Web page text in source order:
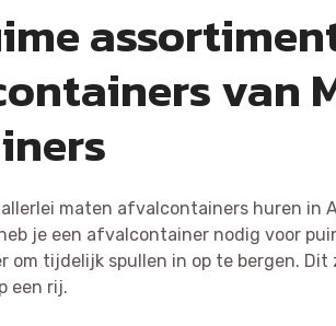
van
maten afvalcontainers huren in
je een afvalcontainer nodig voor
om tijdelijk spullen in op te bergen.
een rij.